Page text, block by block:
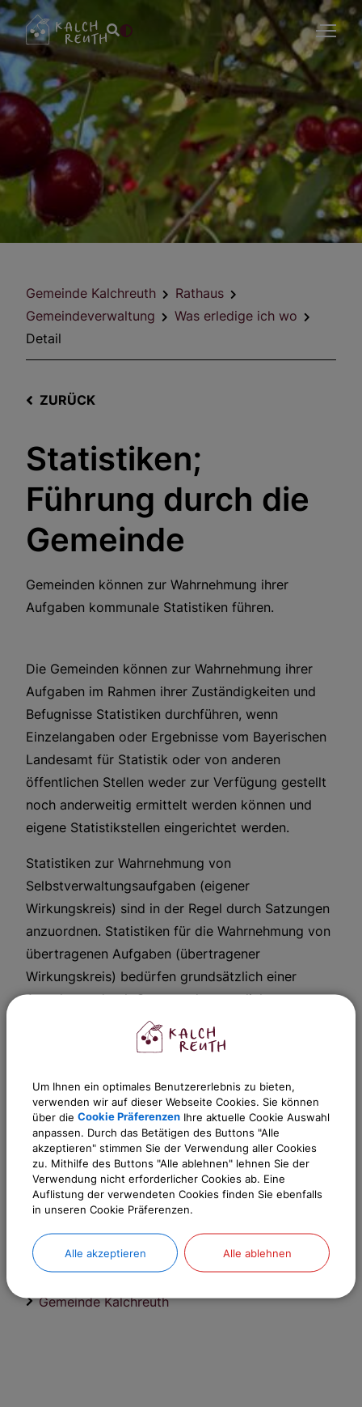
Gemeinde Kalchreuth
Rathaus
Gemeindeverwaltung
Was erledige ich wo
Detail
ZURÜCK
Statistiken;
Führung durch die
Gemeinde
Gemeinden können zur Wahrnehmung ihrer
Aufgaben kommunale Statistiken führen.
Die Gemeinden können zur Wahrnehmung ihrer
Aufgaben im Rahmen ihrer Zuständigkeiten und
Befugnisse Statistiken durchführen, wenn
Einzelangaben oder Ergebnisse vom Bayerischen
Landesamt für Statistik oder von anderen
öffentlichen Stellen weder zur Verfügung gestellt
noch anderweitig ermittelt werden können und
eigene Statistikstellen eingerichtet werden.
Statistiken zur Wahrnehmung von
Selbstverwaltungsaufgaben (eigener
Wirkungskreis) sind in der Regel durch Satzungen
anzuordnen. Statistiken für die Wahrnehmung von
übertragenen Aufgaben (übertragener
Wirkungskreis) bedürfen grundsätzlich einer
Anordnung durch Gesetz oder staatliche
Weitere Informationen
Ansprechpartner:
AndreaOtzmann
Tel.:0911 518344-16
E-Mail:andrea.otzmann@kalchreuth.de
Gemeinde Kalchreuth
Um Ihnen ein optimales Benutzererlebnis zu bieten,
verwenden wir auf dieser Webseite Cookies. Sie können
über die Cookie Präferenzen Ihre aktuelle Cookie Auswahl
anpassen. Durch das Betätigen des Buttons "Alle
akzeptieren" stimmen Sie der Verwendung aller Cookies
zu. Mithilfe des Buttons "Alle ablehnen" lehnen Sie der
Verwendung nicht erforderlicher Cookies ab. Eine
Auflistung der verwendeten Cookies finden Sie ebenfalls
in unseren Cookie Präferenzen.
Alle akzeptieren Alle ablehnen